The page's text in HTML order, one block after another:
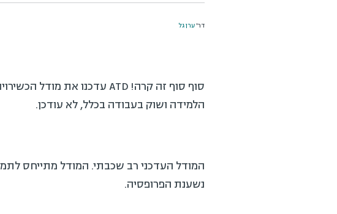
דר'ערן גל
סוף סוף זה קרה! ATD עדכנו את מודל הכשירויות שלהם
הלמידה ושוק בעבודה בכלל, לא עודכן.
המודל העדכני רב שכבתי. המודל מתייחס
נשענת הפרופסיה.